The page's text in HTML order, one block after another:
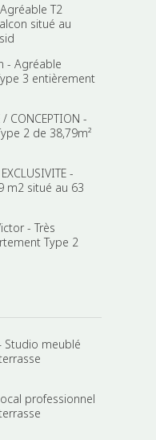
T2
situé au
- Agréable
3 entièrement
CONCEPTION -
2 de 38,79m²
-
m2 situé au 63
- Très
Type 2
Studio meublé
professionnel